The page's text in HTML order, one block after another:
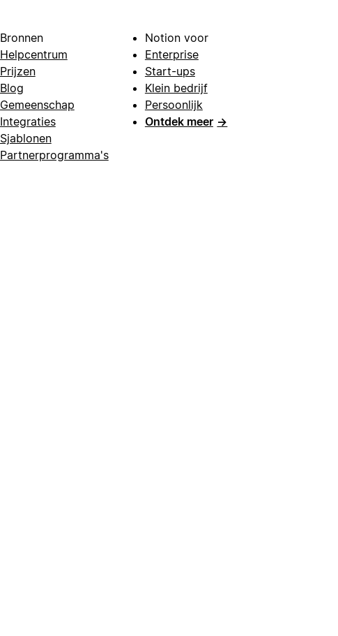
Bronnen
Helpcentrum
Prijzen
Blog
Gemeenschap
Integraties
Sjablonen
Partnerprogramma's
Notion voor
Enterprise
Start-ups
Klein bedrijf
Persoonlijk
Ontdek meer →